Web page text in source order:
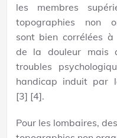
les membres
topographies non
sont bien corrélées à
de la douleur mais
troubles
handicap induit par
[3] [4].
Pour les lombaires, des